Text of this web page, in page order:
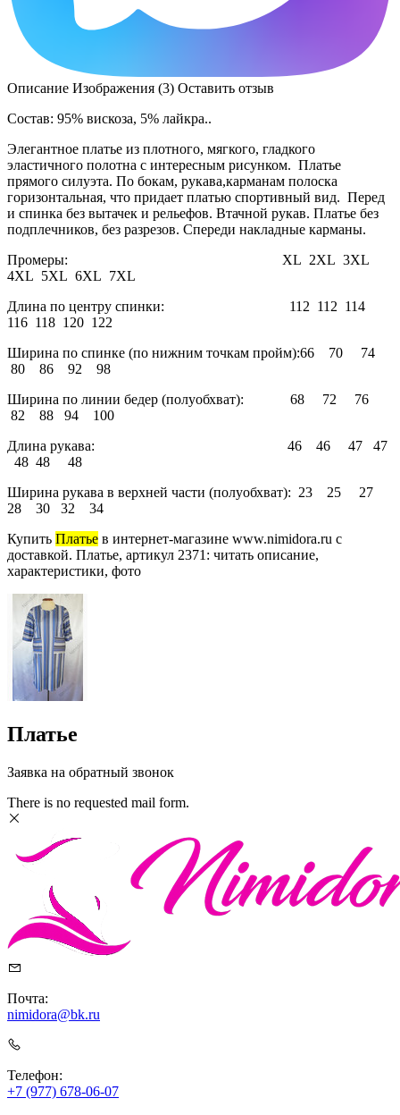
Описание Изображения (3) Оставить отзыв
Состав: 95% вискоза, 5% лайкра..
Элегантное платье из плотного, мягкого, гладкого
эластичного полотна с интересным рисунком. Платье
прямого силуэта. По бокам, рукава,карманам полоска
горизонтальная, что придает платью спортивный вид. Перед
и спинка без вытачек и рельефов. Втачной рукав. Платье без
подплечников, без разрезов. Спереди накладные карманы.
Промеры: XL 2XL 3XL
4XL 5XL 6XL 7XL
Длина по центру спинки: 112 112 114
116 118 120 122
Ширина по спинке (по нижним точкам пройм):66 70 74
80 86 92 98
Ширина по линии бедер (полуобхват): 68 72 76
82 88 94 100
Длина рукава: 46 46 47 47
48 48 48
Ширина рукава в верхней части (полуобхват): 23 25 27
28 30 32 34
Купить Платье в интернет-магазине www.nimidora.ru с
доставкой. Платье, артикул 2371: читать описание,
характеристики, фото
Платье
Заявка на обратный звонок
There is no requested mail form.
Почта:
nimidora@bk.ru
Телефон:
+7 (977) 678-06-07